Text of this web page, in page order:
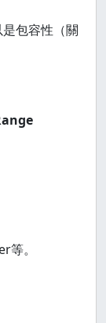
包容性（關
。